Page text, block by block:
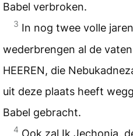
Babel verbroken.
3 In nog twee volle
wederbrengen al de
HEEREN, die
uit deze plaats heeft
Babel gebracht.
4 Ook zal Ik Jechonia,